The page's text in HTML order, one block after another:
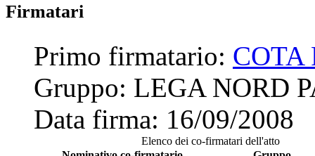
Firmatari
Primo firmatario: COTA
Gruppo: LEGA NORD
Data firma: 16/09/2008
Elenco dei co-firmatari dell'atto